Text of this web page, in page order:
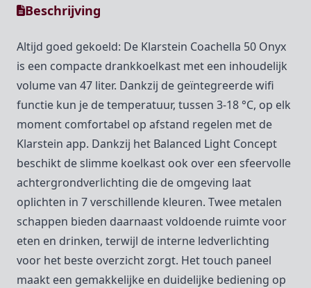
Beschrijving
Altijd goed gekoeld: De Klarstein Coachella 50 Onyx
is een compacte drankkoelkast met een inhoudelijk
volume van 47 liter. Dankzij de geïntegreerde wifi
functie kun je de temperatuur, tussen 3-18 °C, op elk
moment comfortabel op afstand regelen met de
Klarstein app. Dankzij het Balanced Light Concept
beschikt de slimme koelkast ook over een sfeervolle
achtergrondverlichting die de omgeving laat
oplichten in 7 verschillende kleuren. Twee metalen
schappen bieden daarnaast voldoende ruimte voor
eten en drinken, terwijl de interne ledverlichting
voor het beste overzicht zorgt. Het touch paneel
maakt een gemakkelijke en duidelijke bediening op